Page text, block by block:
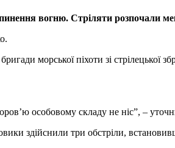
вогню. Стріляти розпочали
морської піхоти зі стрілецької
особовому складу не ніс”, –
здійснили три обстріли,